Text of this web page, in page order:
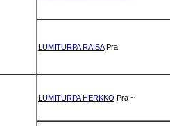
LUMITURPA RAISA Pra
LUMITURPA HERKKO Pra ~